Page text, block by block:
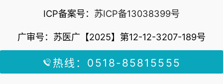
ICP备案号： 苏ICP备13038399号
广审号：苏医广【2025】第12-12-3207-189号
热线：0518-85815555